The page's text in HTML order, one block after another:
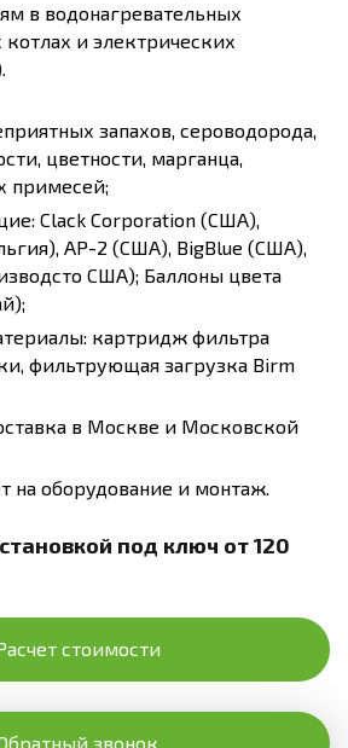
в водонагревательных
и электрических
запахов, сероводорода,
цветности, марганца,
примесей;
Clack Corporation (США),
AP-2 (США), BigBlue (США),
США); Баллоны цвета
картридж фильтра
фильтрующая загрузка Birm
в Москве и Московской
на оборудование и монтаж.
под ключ от 120
стоимости
звонок